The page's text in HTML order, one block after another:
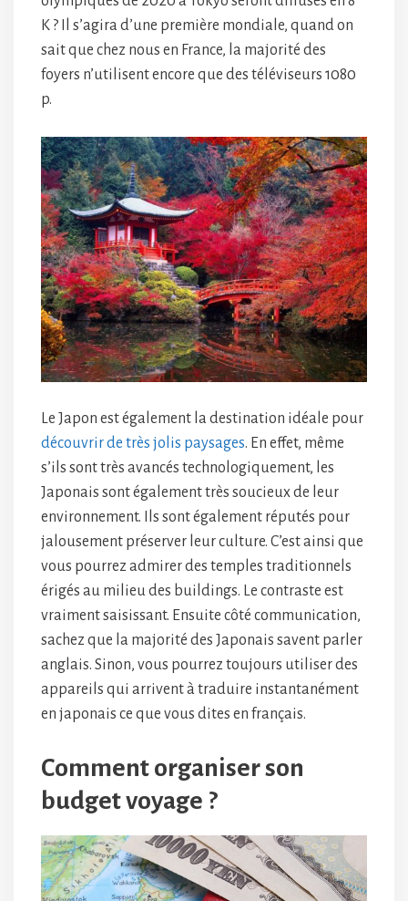
K ? Il s’agira d’une première mondiale, quand on
sait que chez nous en France, la majorité des
foyers n’utilisent encore que des téléviseurs 1080
p.
Le Japon est également la destination idéale pour
découvrir de très jolis paysages. En effet, même
s’ils sont très avancés technologiquement, les
Japonais sont également très soucieux de leur
environnement. Ils sont également réputés pour
jalousement préserver leur culture. C’est ainsi que
vous pourrez admirer des temples traditionnels
érigés au milieu des buildings. Le contraste est
vraiment saisissant. Ensuite côté communication,
sachez que la majorité des Japonais savent parler
anglais. Sinon, vous pourrez toujours utiliser des
appareils qui arrivent à traduire instantanément
en japonais ce que vous dites en français.
Comment organiser son
budget voyage ?